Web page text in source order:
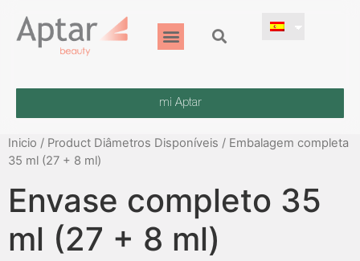
mi Aptar
Inicio / Product Diâmetros Disponíveis / Embalagem completa
35 ml (27 + 8 ml)
Envase completo 35
ml (27 + 8 ml)